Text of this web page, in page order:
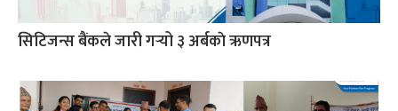
सिटिजन्स बैंकले जारी गर्‍यो ३ अर्बकाे ऋणपत्र